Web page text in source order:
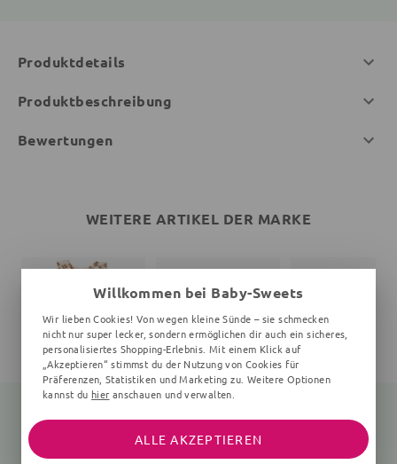
Produktdetails
Produktbeschreibung
Bewertungen
WEITERE ARTIKEL DER MARKE
Schlafsack Bär Teddy
Willkommen bei Baby-Sweets
Wir lieben Cookies! Von wegen kleine Sünde – sie schmecken
nicht nur super lecker, sondern ermöglichen dir auch ein sicheres,
personalisiertes Shopping-Erlebnis. Mit einem Klick auf
„Akzeptieren“ stimmst du der Nutzung von Cookies für
Präferenzen, Statistiken und Marketing zu. Weitere Optionen
kannst du hier anschauen und verwalten.
ALLE AKZEPTIEREN